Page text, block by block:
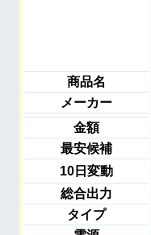
商品名
メーカー
金額
最安候補
10日変動
総合出力
タイプ